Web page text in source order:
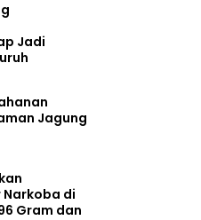
Jadi
Jagung
Narkoba di
Gram dan